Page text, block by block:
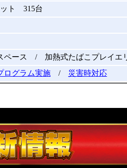
ト 315台
ース / 加熱式たばこプレイエ
ログラム実施 / 災害時対応